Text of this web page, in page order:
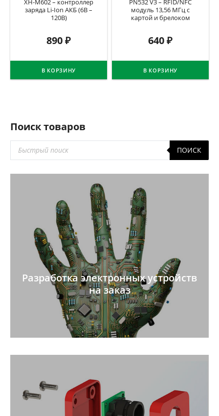
XH-M602 – контроллер
заряда Li-Ion АКБ (6В –
120В)
890₽
В КОРЗИНУ
PN532 V3 – RFID/NFC
модуль 13,56 МГц c
картой и брелоком
640₽
В КОРЗИНУ
Поиск товаров
товаров
ПОИСК
Разработка электронных устройств
на заказ